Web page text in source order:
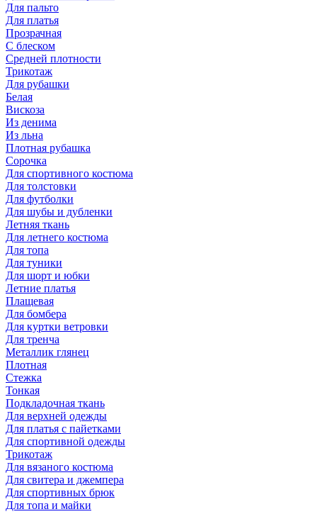
Для пальто
Для платья
Прозрачная
С блеском
Средней плотности
Трикотаж
Для рубашки
Белая
Вискоза
Из денима
Из льна
Плотная рубашка
Сорочка
Для спортивного костюма
Для толстовки
Для футболки
Для шубы и дубленки
Летняя ткань
Для летнего костюма
Для топа
Для туники
Для шорт и юбки
Летние платья
Плащевая
Для бомбера
Для куртки ветровки
Для тренча
Металлик глянец
Плотная
Стежка
Тонкая
Подкладочная ткань
Для верхней одежды
Для платья с пайетками
Для спортивной одежды
Трикотаж
Для вязаного костюма
Для свитера и джемпера
Для спортивных брюк
Для топа и майки